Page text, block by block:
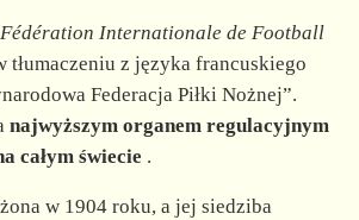
o
Fédération Internationale de Football
tłumaczeniu z języka francuskiego
Federacja Piłki Nożnej”.
najwyższym organem regulacyjnym
całym świecie .
w 1904 roku, a jej siedziba